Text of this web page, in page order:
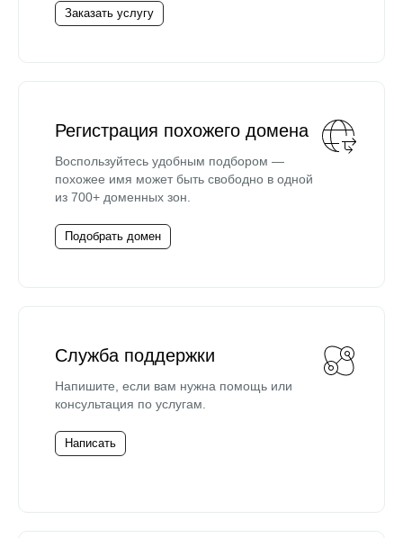
Заказать услугу
Регистрация похожего домена
Воспользуйтесь удобным подбором —
похожее имя может быть свободно в одной
из 700+ доменных зон.
Подобрать домен
Служба поддержки
Напишите, если вам нужна помощь или
консультация по услугам.
Написать